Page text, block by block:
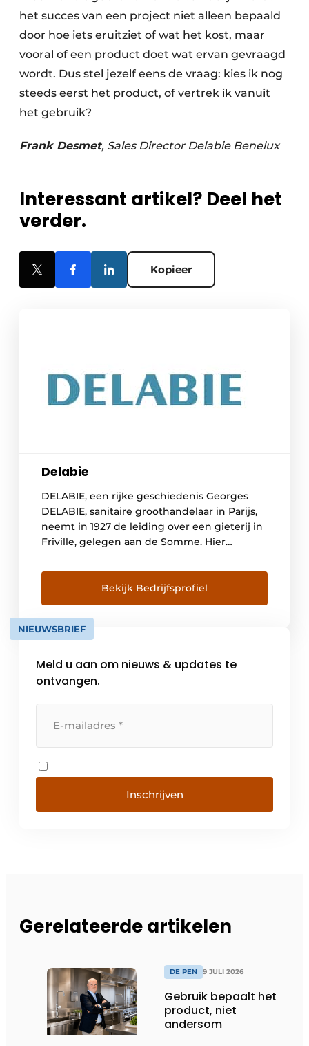
het succes van een project niet alleen bepaald
door hoe iets eruitziet of wat het kost, maar
vooral of een product doet wat ervan gevraagd
wordt. Dus stel jezelf eens de vraag: kies ik nog
steeds eerst het product, of vertrek ik vanuit
het gebruik?
Frank Desmet, Sales Director Delabie Benelux
Interessant artikel? Deel het
verder.
Kopieer
Delabie
DELABIE, een rijke geschiedenis Georges
DELABIE, sanitaire groothandelaar in Parijs,
neemt in 1927 de leiding over een gieterij in
Friville, gelegen aan de Somme. Hier
vloerhevels voor badkamers en keukens. De
volgende generaties streven steeds naar
een groei van het familiebedrijf, maar willen
de identiteit van het merk en de […]
Bekijk Bedrijfsprofiel
NIEUWSBRIEF
Meld u aan om nieuws & updates te
ontvangen.
Inschrijven
Gerelateerde artikelen
DE PEN 9 JULI 2026
Gebruik bepaalt het
product, niet
andersom